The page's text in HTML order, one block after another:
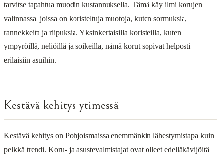
tarvitse tapahtua muodin kustannuksella. Tämä käy ilmi korujen
valinnassa, joissa on koristeltuja muotoja, kuten sormuksia,
rannekkeita ja riipuksia. Yksinkertaisilla koristeilla, kuten
ympyröillä, neliöillä ja soikeilla, nämä korut sopivat helposti
erilaisiin asuihin.
Kestävä kehitys ytimessä
Kestävä kehitys on Pohjoismaissa enemmänkin lähestymistapa kuin
pelkkä trendi. Koru- ja asustevalmistajat ovat olleet edelläkävijöitä